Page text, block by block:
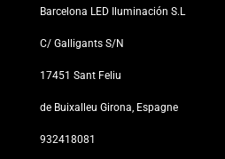
Barcelona LED Iluminación S.L
C/ Galligants S/N
17451 Sant Feliu
de Buixalleu Girona, Espagne
932418081